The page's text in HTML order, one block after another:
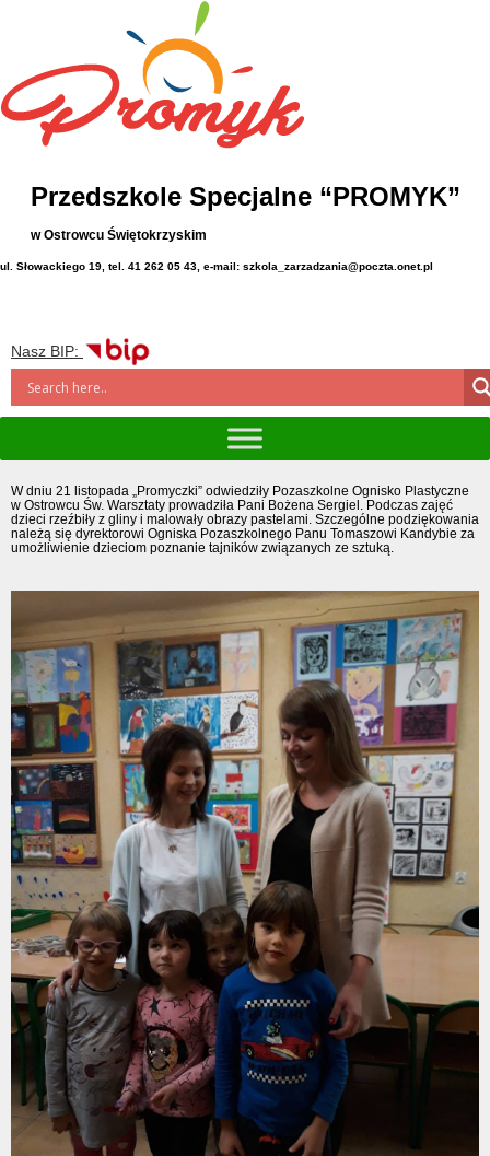
Przedszkole Specjalne “PROMYK”
w Ostrowcu Świętokrzyskim
ul. Słowackiego 19, tel. 41 262 05 43, e-mail: szkola_zarzadzania@poczta.onet.pl
Nasz BIP:
W dniu 21 listopada „Promyczki” odwiedziły Pozaszkolne Ognisko Plastyczne
w Ostrowcu Św. Warsztaty prowadziła Pani Bożena Sergiel. Podczas zajęć
dzieci rzeźbiły z gliny i malowały obrazy pastelami. Szczególne podziękowania
należą się dyrektorowi Ogniska Pozaszkolnego Panu Tomaszowi Kandybie za
umożliwienie dzieciom poznanie tajników związanych ze sztuką.